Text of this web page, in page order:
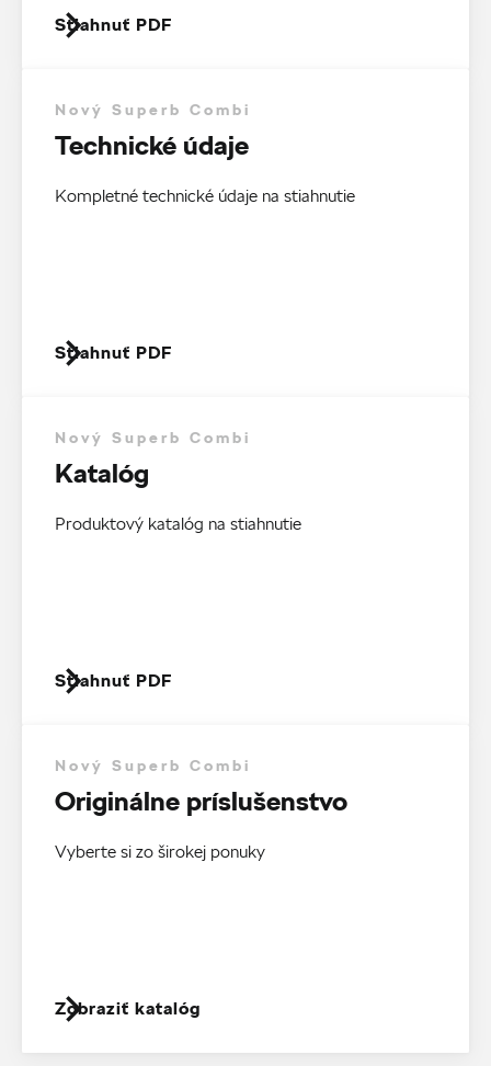
Stiahnuť PDF
Nový Superb Combi
Technické údaje
Kompletné technické údaje na stiahnutie
Stiahnuť PDF
Nový Superb Combi
Katalóg
Produktový katalóg na stiahnutie
Stiahnuť PDF
Nový Superb Combi
Originálne príslušenstvo
Vyberte si zo širokej ponuky
Zobraziť katalóg